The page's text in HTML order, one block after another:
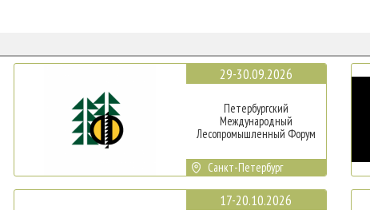
29-30.09.2026
Петербургский
Международный
Лесопромышленный Форум
Санкт-Петербург
17-20.10.2026